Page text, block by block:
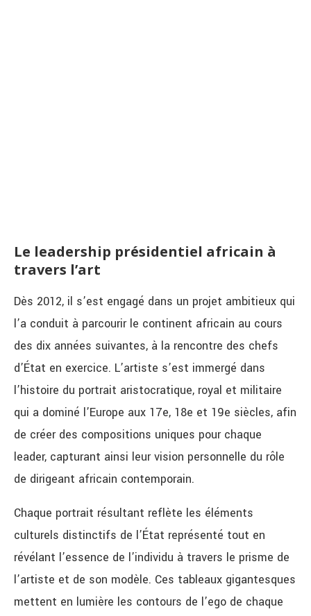
Le leadership présidentiel africain à
travers l’art
Dès 2012, il s’est engagé dans un projet ambitieux qui
l’a conduit à parcourir le continent africain au cours
des dix années suivantes, à la rencontre des chefs
d’État en exercice. L’artiste s’est immergé dans
l’histoire du portrait aristocratique, royal et militaire
qui a dominé l’Europe aux 17e, 18e et 19e siècles, afin
de créer des compositions uniques pour chaque
leader, capturant ainsi leur vision personnelle du rôle
de dirigeant africain contemporain.
Chaque portrait résultant reflète les éléments
culturels distinctifs de l’État représenté tout en
révélant l’essence de l’individu à travers le prisme de
l’artiste et de son modèle. Ces tableaux gigantesques
mettent en lumière les contours de l’ego de chaque